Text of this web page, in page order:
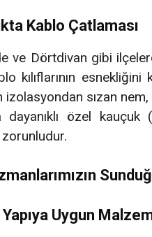
Kablo Çatlaması
ve Dörtdivan gibi
kılıflarının esnekliğini
izolasyondan sızan
özel kauçuk
Uygun